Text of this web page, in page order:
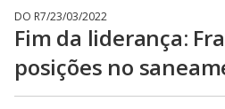
DO R7/23/03/2022
Fim da liderança:
posições no